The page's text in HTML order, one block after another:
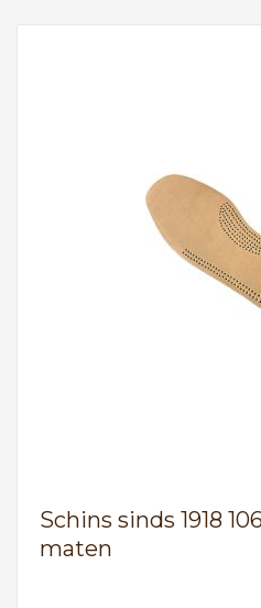
Schins sinds 1918
maten